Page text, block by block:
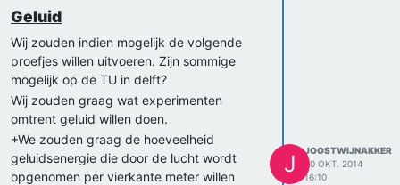
natuurkundige proefjes op het forum gezet
omdat dit veel kan helpen met ons
profielwerkstuk voor resultaten en
berekeningen die we moeten doen. Ik
hoop dat je ons verder kan helpen.
Alvast bedankt!
Joost en Thomas
Geluid
Wij zouden indien mogelijk de volgende
proefjes willen uitvoeren. Zijn sommige
mogelijk op de TU in delft?
Wij zouden graag wat experimenten
omtrent geluid willen doen.
+We zouden graag de hoeveelheid
geluidsenergie die door de lucht wordt
opgenomen per vierkante meter willen
J
JOOSTWIJNAKKER
20 OKT. 2014
16:10